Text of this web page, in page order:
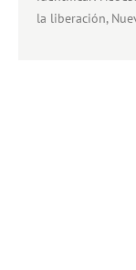
la liberación,